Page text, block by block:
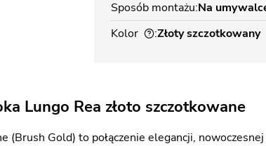
Sposób montażu Na
Kolor
Złoty szczotkowany
Lungo Rea złoto szczotkowane
(Brush Gold) to połączenie elegancji,